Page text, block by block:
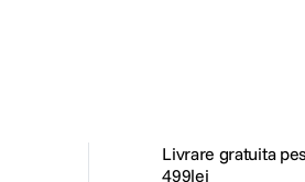
Livrare gratuita
499lei